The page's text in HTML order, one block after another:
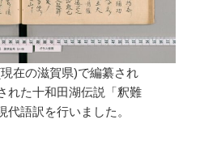
在の滋賀県)で編纂され
れた十和田湖伝説「釈難
語訳を行いました。